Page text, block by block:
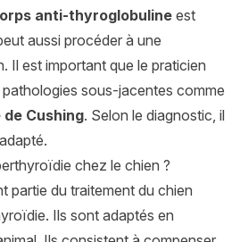
anti-thyroglobulineest
aussi procéder à une
Il est important que le praticien
pathologies sous-jacentes comme
de Cushing. Selon le diagnostic, il
chez le chien ?
partie du traitement du chien
Ils sont adaptés en